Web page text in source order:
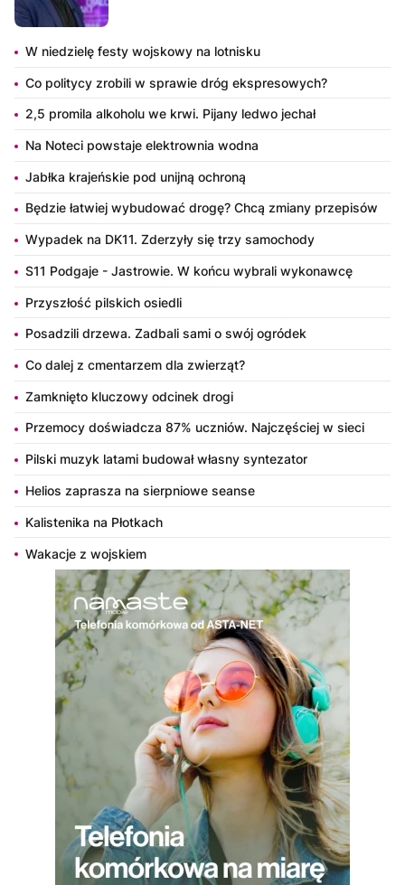
W niedzielę festy wojskowy na lotnisku
Co politycy zrobili w sprawie dróg ekspresowych?
2,5 promila alkoholu we krwi. Pijany ledwo jechał
Na Noteci powstaje elektrownia wodna
Jabłka krajeńskie pod unijną ochroną
Będzie łatwiej wybudować drogę? Chcą zmiany przepisów
Wypadek na DK11. Zderzyły się trzy samochody
S11 Podgaje - Jastrowie. W końcu wybrali wykonawcę
Przyszłość pilskich osiedli
Posadzili drzewa. Zadbali sami o swój ogródek
Co dalej z cmentarzem dla zwierząt?
Zamknięto kluczowy odcinek drogi
Przemocy doświadcza 87% uczniów. Najczęściej w sieci
Pilski muzyk latami budował własny syntezator
Helios zaprasza na sierpniowe seanse
Kalistenika na Płotkach
Wakacje z wojskiem